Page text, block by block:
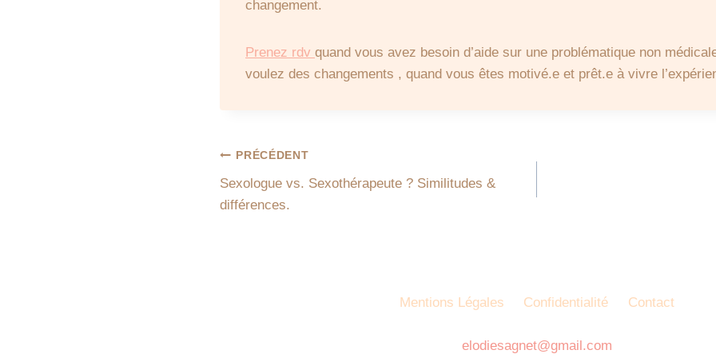
changement.
Prenez rdv quand vous avez besoin d’aide sur une problématique non
voulez des changements , quand vous êtes motivé.e et prêt.e à vivre
Navigation
de
PRÉCÉDENT
Sexologue vs. Sexothérapeute ? Similitudes &
différences.
Mentions Légales Confidentialité Contact
elodiesagnet@gmail.com